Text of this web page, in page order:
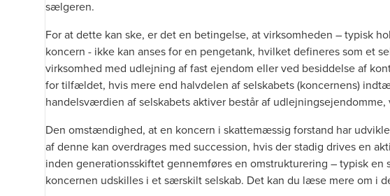
sælgeren.
For at dette kan ske, er det en betingelse, at virksomheden – typisk
koncern - ikke kan anses for en pengetank, hvilket defineres som et
virksomhed med udlejning af fast ejendom eller ved besiddelse af
for tilfældet, hvis mere end halvdelen af selskabets (koncernens)
handelsværdien af selskabets aktiver består af
Den omstændighed, at en koncern i skattemæssig forstand har
af denne kan overdrages med succession, hvis der stadig drives en
inden generationsskiftet gennemføres en omstrukturering – typisk
koncernen udskilles i et særskilt selskab. Det kan du læse mere om i